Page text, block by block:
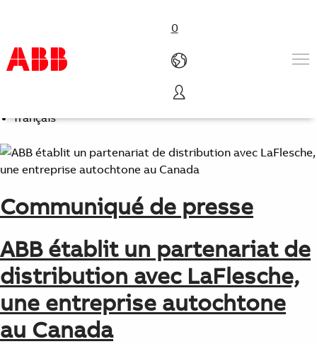
0
Produits & Services
Services
Carrières
Contactez-nous
français
Communiqué de presse
ABB établit un partenariat de
distribution avec LaFlesche,
une entreprise autochtone
au Canada